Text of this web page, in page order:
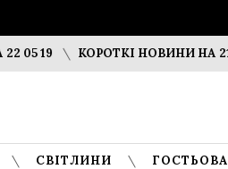
КОРОТКІ НОВИНИ НА 21 05 19
СВІТЛИНИ ГОСТЬОВА